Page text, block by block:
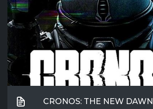
CRONOS: THE NEW DAWN